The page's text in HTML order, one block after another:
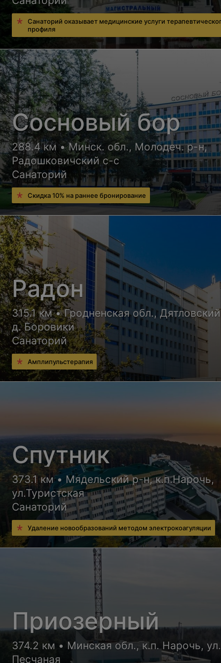
Санаторий оказывает медицинские услуги
профиля
Сосновый бор
288.4 км • Минск. обл., Молодеч. р-н,
Радошковичский c-с
Санаторий
Скидка 10% на раннее бронирование
Радон
315.1 км • Гродненская обл.,
д. Боровики
Санаторий
Амплипульстерапия
Спутник
373.1 км • Мядельский р-н, к.п.Нарочь,
ул.Туристская
Санаторий
Удаление новообразований методом электрокоагуляции
Приозерный
374.2 км • Минская обл., к.п. Нарочь, ул.
Песчаная